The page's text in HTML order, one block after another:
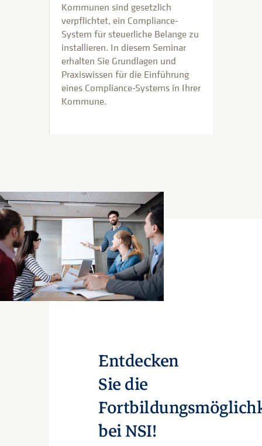
Kommunen sind gesetzlich
verpflichtet, ein Compliance-
System für steuerliche Belange zu
installieren. In diesem Seminar
erhalten Sie Grundlagen und
Praxiswissen für die Einführung
eines Compliance-Systems in Ihrer
Kommune.
Entdecken
Sie die
bei NSI!